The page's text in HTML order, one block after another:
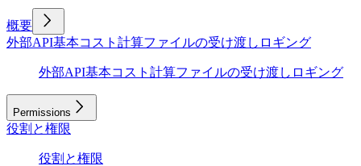
概要
外部API基本コスト計算ファイルの受け渡し ロギング
外部API基本コスト計算ファイルの受け渡し ロギング
Permissions
役割と権限
役割と権限